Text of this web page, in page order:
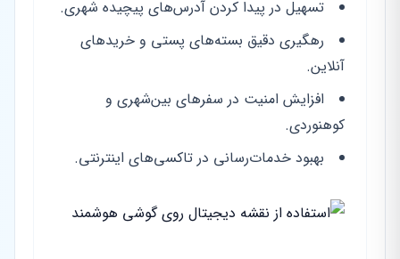
تسهیل در پیدا کردن آدرس‌های پیچیده شهری.
رهگیری دقیق بسته‌های پستی و خریدهای
آنلاین.
افزایش امنیت در سفرهای بین‌شهری و
کوهنوردی.
بهبود خدمات‌رسانی در تاکسی‌های اینترنتی.